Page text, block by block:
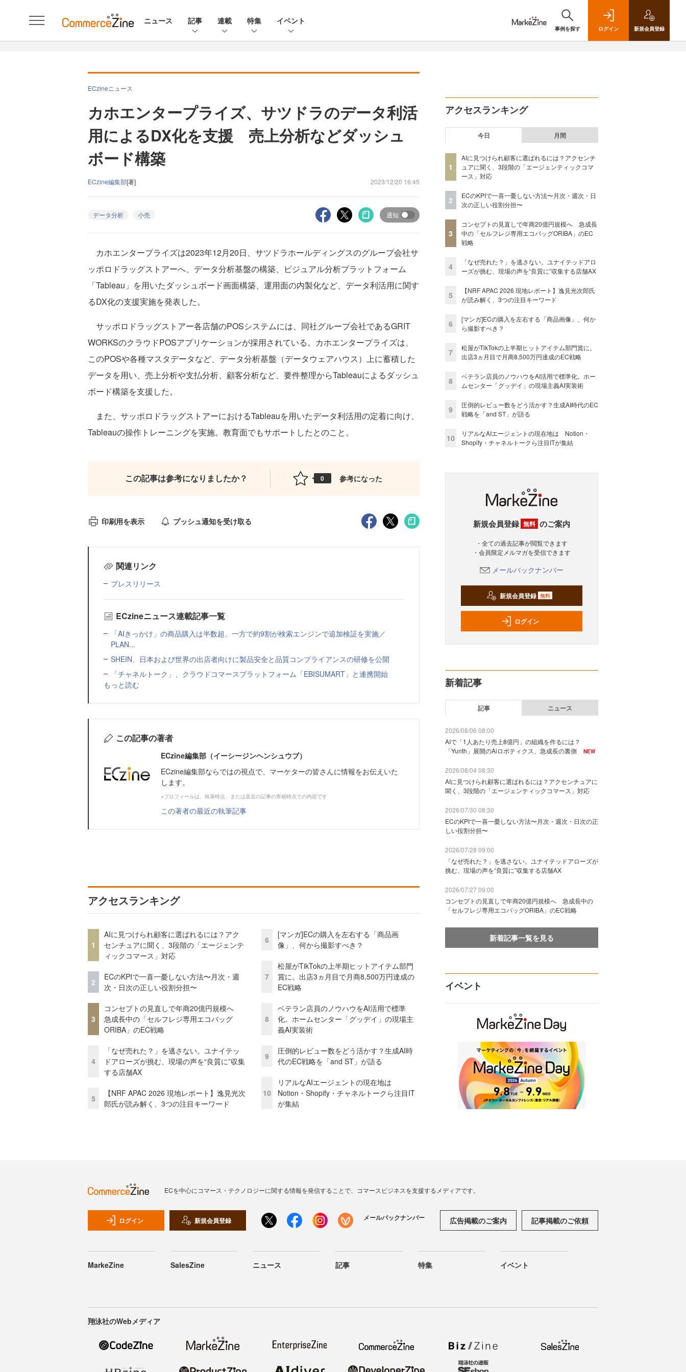
ニュース 記事 連載 特集 イベント
事例を探す ログイン 新規会員登録
ECzineニュース
カホエンタープライズ、サツドラのデータ利活
用によるDX化を支援 売上分析などダッシュ
ボード構築
ECzine編集部[著] 2023/12/20 16:45
データ分析 小売 通知
カホエンタープライズは2023年12月20日、サツドラホールディングスのグループ会社サ
ッポロドラッグストアーへ、データ分析基盤の構築、ビジュアル分析プラットフォーム
「Tableau」を用いたダッシュボード画面構築、運用面の内製化など、データ利活用に関す
るDX化の支援実施を発表した。
サッポロドラッグストアー各店舗のPOSシステムには、同社グループ会社であるGRIT
WORKSのクラウドPOSアプリケーションが採用されている。カホエンタープライズは、
このPOSや各種マスタデータなど、データ分析基盤（データウェアハウス）上に蓄積した
データを用い、売上分析や支払分析、顧客分析など、要件整理からTableauによるダッシュ
ボード構築を支援した。
また、サッポロドラッグストアーにおけるTableauを用いたデータ利活用の定着に向け、
Tableauの操作トレーニングを実施。教育面でもサポートしたとのこと。
この記事は参考になりましたか？ 0 参考になった
印刷用を表示 プッシュ通知を受け取る
関連リンク
プレスリリース
ECzineニュース連載記事一覧
「AIきっかけ」の商品購入は半数超、一方で約9割が検索エンジンで追加検証を実施／
PLAN...
SHEIN、日本および世界の出店者向けに製品安全と品質コンプライアンスの研修を公開
「チャネルトーク」、クラウドコマースプラットフォーム「EBISUMART」と連携開始
もっと読む
この記事の著者
ECzine編集部（イーシージンヘンシュウブ）
ECzine編集部ならではの視点で、マーケターの皆さんに情報をお伝えいた
します。
※プロフィールは、執筆時点、または直近の記事の寄稿時点での内容です
この著者の最近の執筆記事
アクセスランキング
1
AIに見つけられ顧客に選ばれるには？アク
センチュアに聞く、3段階の「エージェンテ
ィックコマース」対応
2
ECのKPIで一喜一憂しない方法〜月次・週
次・日次の正しい役割分担〜
3
コンセプトの見直しで年商20億円規模へ
急成長中の「セルフレジ専用エコバッグ
ORIBA」のEC戦略
4
「なぜ売れた？」を逃さない。ユナイテッ
ドアローズが挑む、現場の声を“良質に”収集
する店舗AX
5
【NRF APAC 2026 現地レポート】逸見光次
郎氏が読み解く、3つの注目キーワード
6
[マンガ]ECの購入を左右する「商品画
像」、何から撮影すべき？
7
松屋がTikTokの上半期ヒットアイテム部門
賞に。出店3ヵ月目で月商8,500万円達成の
EC戦略
8
ベテラン店員のノウハウをAI活用で標準
化。ホームセンター「グッデイ」の現場主
義AI実装術
9
圧倒的レビュー数をどう活かす？生成AI時
代のEC戦略を「and ST」が語る
10
リアルなAIエージェントの現在地は
Notion・Shopify・チャネルトークら注目IT
が集結
アクセスランキング
今日 月間
1
AIに見つけられ顧客に選ばれるには？アクセンチ
ュアに聞く、3段階の「エージェンティックコマ
ース」対応
2
ECのKPIで一喜一憂しない方法〜月次・週次・日
次の正しい役割分担〜
3
コンセプトの見直しで年商20億円規模へ 急成長
中の「セルフレジ専用エコバッグORIBA」のEC
戦略
4
「なぜ売れた？」を逃さない。ユナイテッドアロ
ーズが挑む、現場の声を“良質に”収集する店舗AX
5
【NRF APAC 2026 現地レポート】逸見光次郎氏
が読み解く、3つの注目キーワード
6
[マンガ]ECの購入を左右する「商品画像」、何か
ら撮影すべき？
7
松屋がTikTokの上半期ヒットアイテム部門賞に。
出店3ヵ月目で月商8,500万円達成のEC戦略
8
ベテラン店員のノウハウをAI活用で標準化。ホー
ムセンター「グッデイ」の現場主義AI実装術
9
圧倒的レビュー数をどう活かす？生成AI時代のEC
戦略を「and ST」が語る
10
リアルなAIエージェントの現在地は Notion・
Shopify・チャネルトークら注目ITが集結
新規会員登録 無料 のご案内
・全ての過去記事が閲覧できます
・会員限定メルマガを受信できます
メールバックナンバー
新規会員登録 無料
ログイン
新着記事
記事 ニュース
2026/08/06 08:00
AIで「1人あたり売上8億円」の組織を作るには？
「Yunth」展開のAiロボティクス、急成長の裏側
NEW
2026/08/04 08:30
AIに見つけられ顧客に選ばれるには？アクセンチュアに
聞く、3段階の「エージェンティックコマース」対応
2026/07/30 08:30
ECのKPIで一喜一憂しない方法〜月次・週次・日次の正
しい役割分担〜
2026/07/28 09:00
「なぜ売れた？」を逃さない。ユナイテッドアローズが
挑む、現場の声を“良質に”収集する店舗AX
2026/07/27 09:00
コンセプトの見直しで年商20億円規模へ 急成長中の
「セルフレジ専用エコバッグORIBA」のEC戦略
新着記事一覧を見る
イベント
ECを中心にコマース・テクノロジーに関する情報を発信することで、コマースビジネスを支援するメディアです。
ログイン 新規会員登録 メールバックナンバー 広告掲載のご案内 記事掲載のご依頼
MarkeZine SalesZine ニュース 記事 特集 イベント
翔泳社のWebメディア